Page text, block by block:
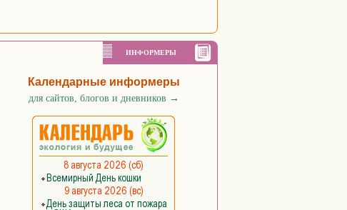
ИНФОРМЕРЫ
Календарные информеры
для сайтов, блогов и дневников →